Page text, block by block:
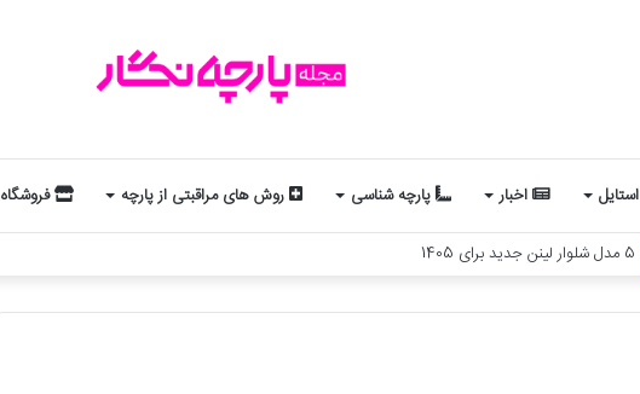
استایل اخبار پارچه شناسی روش های مراقبتی از پارچه فروشگاه
چه ارتباطی بین ماه تولد و استایل شماست؟ یک تحلیل جذاب از مد و زودیاک